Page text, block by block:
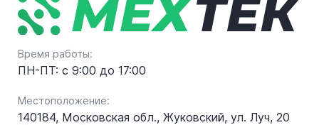
Время работы:
ПН-ПТ: с 9:00 до 17:00
Местоположение:
140184, Московская обл., Жуковский, ул. Луч, 20